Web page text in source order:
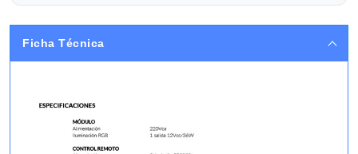
Ficha Técnica